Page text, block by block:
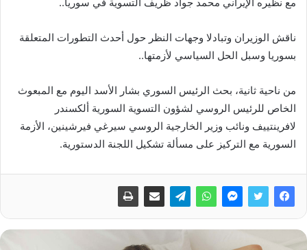
ناقش الوزيران وتبادلا وجهات النظر حول أحدث التطورات المتعلقة
بسوريا وسبل الحل السياسي لأزمتها..
من ناحية ثانية، بحث الرئيس السوري بشار الأسد اليوم مع المبعوث
الخاص للرئيس الروسي لشؤون التسوية السورية ألكسندر
لافرينتييف ونائب وزير الخارجية الروسي سيرغي فيرشينين، الأزمة
السورية مع التركيز على مسألة تشكيل اللجنة الدستورية.